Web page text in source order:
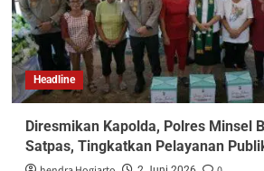
Headline
Diresmikan Kapolda, Polres Minsel
Satpas, Tingkatkan Pelayanan